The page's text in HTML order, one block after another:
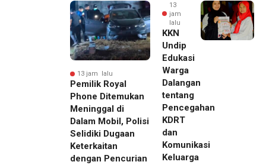
13 jam lalu
Pemilik Royal
Phone Ditemukan
Meninggal di
Dalam Mobil, Polisi
Selidiki Dugaan
Keterkaitan
dengan Pencurian
13
jam
lalu
KKN
Undip
Edukasi
Warga
Dalangan
tentang
Pencegahan
KDRT
dan
Komunikasi
Keluarga